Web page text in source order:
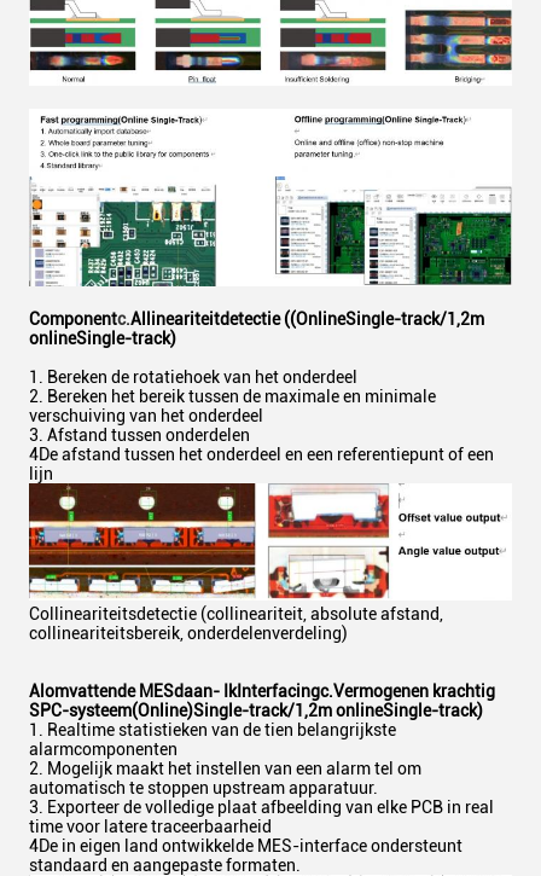
Componentc.Allineariteitdetectie ((OnlineSingle-track/1,2m
onlineSingle-track)
1. Bereken de rotatiehoek van het onderdeel
2. Bereken het bereik tussen de maximale en minimale
verschuiving van het onderdeel
3. Afstand tussen onderdelen
4De afstand tussen het onderdeel en een referentiepunt of een
lijn
Collineariteitsdetectie (collineariteit, absolute afstand,
collineariteitsbereik, onderdelenverdeling)
Alomvattende MESdaan- IkInterfacingc.Vermogenen krachtig
SPC-systeem(Online)Single-track/1,2m onlineSingle-track)
1. Realtime statistieken van de tien belangrijkste
alarmcomponenten
2. Mogelijk maakt het instellen van een alarm tel om
automatisch te stoppen upstream apparatuur.
3. Exporteer de volledige plaat afbeelding van elke PCB in real
time voor latere traceerbaarheid
4De in eigen land ontwikkelde MES-interface ondersteunt
standaard en aangepaste formaten.